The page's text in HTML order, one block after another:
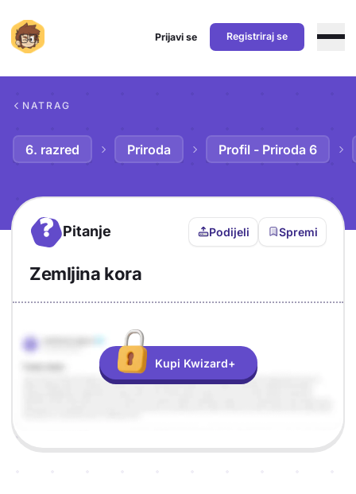
Prijavi se Registriraj se
NATRAG
6. razred Priroda Profil - Priroda 6
? Pitanje Podijeli Spremi
Zemljina kora
Odgovor
Objašnjenje
Kupi Kwizard+